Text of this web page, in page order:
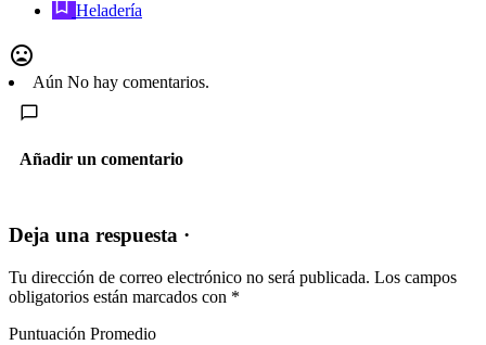
Heladería
Aún No hay comentarios.
Añadir un comentario
Deja una respuesta ·
Tu dirección de correo electrónico no será publicada. Los campos
obligatorios están marcados con *
Puntuación Promedio